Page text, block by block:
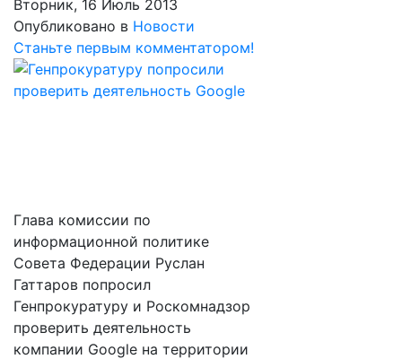
Вторник, 16 Июль 2013
Опубликовано в Новости
Станьте первым комментатором!
Глава комиссии по
информационной политике
Совета Федерации Руслан
Гаттаров попросил
Генпрокуратуру и Роскомнадзор
проверить деятельность
компании Google на территории